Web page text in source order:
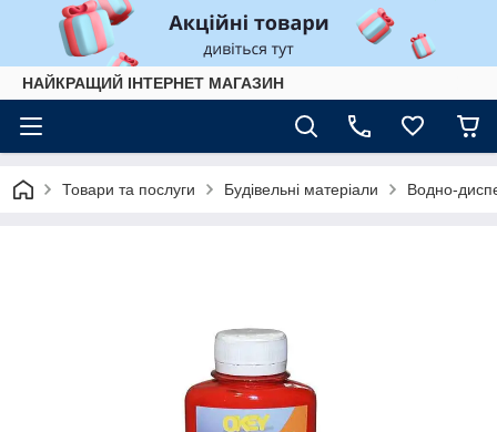
НАЙКРАЩИЙ ІНТЕРНЕТ МАГАЗИН
Товари та послуги Будівельні матеріали Водно-